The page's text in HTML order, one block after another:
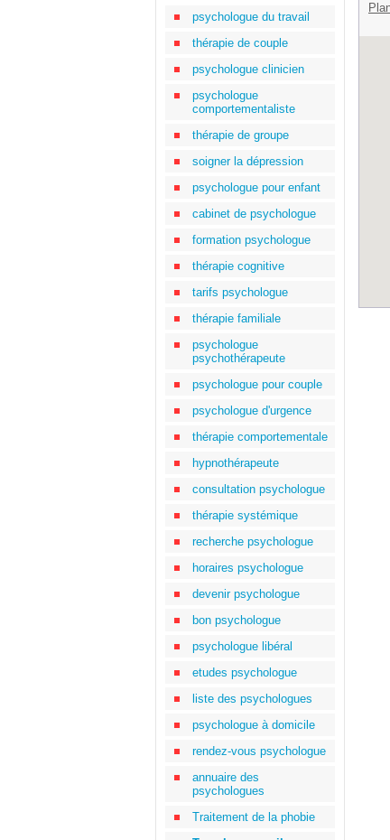
psychologue du travail
thérapie de couple
psychologue clinicien
psychologue
comportementaliste
thérapie de groupe
soigner la dépression
psychologue pour enfant
cabinet de psychologue
formation psychologue
thérapie cognitive
tarifs psychologue
thérapie familiale
psychologue
psychothérapeute
psychologue pour couple
psychologue d'urgence
thérapie comportementale
hypnothérapeute
consultation psychologue
thérapie systémique
recherche psychologue
horaires psychologue
devenir psychologue
bon psychologue
psychologue libéral
etudes psychologue
liste des psychologues
psychologue à domicile
rendez-vous psychologue
annuaire des
psychologues
Traitement de la phobie